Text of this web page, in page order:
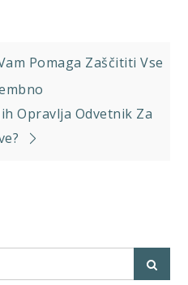
Pomaga Zaščititi Vse
Opravlja Odvetnik Za